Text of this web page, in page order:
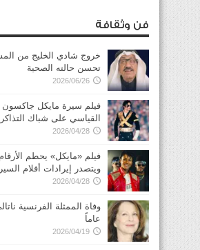
فن وثقافة
خروج شادي الخليج من
تحسن حالته الصحية
2026/06/26
فيلم سيرة مايكل
القياسي على شباك التذاكر
2026/04/28
فيلم «مايكل» يحطم
ويتصدر إيرادات أفلام
2026/04/28
عاماً
2026/04/19